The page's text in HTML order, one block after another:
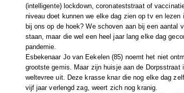
(intelligente) lockdown, coronateststraat of
niveau doet kunnen we elke dag zien op tv en
bij ons op de hoek? We schoven aan bij een aantal
staan, maar die wel een heel jaar lang elke dag
pandemie.
Esbekenaar Jo van Eekelen (85) noemt het niet
grootste gemis. Maar zijn huisje aan de
weltevree uit. Deze krasse knar die nog elke dag
vijf jaar verlengd zag, weert zich nog kranig.